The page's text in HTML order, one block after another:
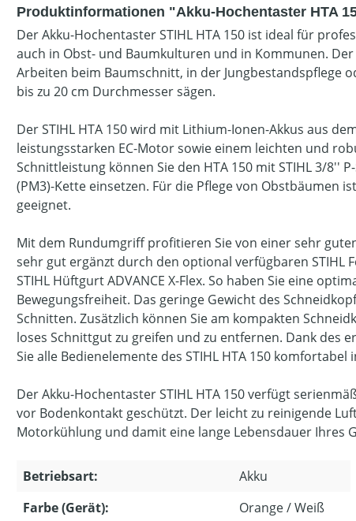
Produktinformationen "Akku-Hochentaster HTA
Der Akku-Hochentaster STIHL HTA 150 ist ideal für
auch in Obst- und Baumkulturen und in Kommunen.
Arbeiten beim Baumschnitt, in der Jungbestandspflege
bis zu 20 cm Durchmesser sägen.
Der STIHL HTA 150 wird mit Lithium-Ionen-Akkus aus
leistungsstarken EC-Motor sowie einem leichten und
Schnittleistung können Sie den HTA 150 mit STIHL 3/8''
(PM3)-Kette einsetzen. Für die Pflege von Obstbäumen
geeignet.
Mit dem Rundumgriff profitieren Sie von einer sehr
sehr gut ergänzt durch den optional verfügbaren STIHL
STIHL Hüftgurt ADVANCE X-Flex. So haben Sie eine
Bewegungsfreiheit. Das geringe Gewicht des
Schnitten. Zusätzlich können Sie am kompakten
loses Schnittgut zu greifen und zu entfernen. Dank des
Sie alle Bedienelemente des STIHL HTA 150 komfortabel
Der Akku-Hochentaster STIHL HTA 150 verfügt
vor Bodenkontakt geschützt. Der leicht zu reinigende
Motorkühlung und damit eine lange Lebensdauer Ihres
Betriebsart:
Akku
Farbe (Gerät):
Orange / Weiß